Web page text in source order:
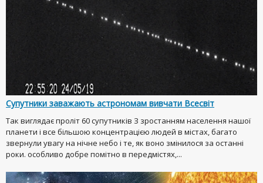
Супутники заважають астрономам вивчати Всесвіт
Так виглядає проліт 60 супутників З зростанням населення нашої
планети і все більшою концентрацією людей в містах, багато
звернули увагу на нічне небо і те, як воно змінилося за останні
роки. особливо добре помітно в передмістях,...